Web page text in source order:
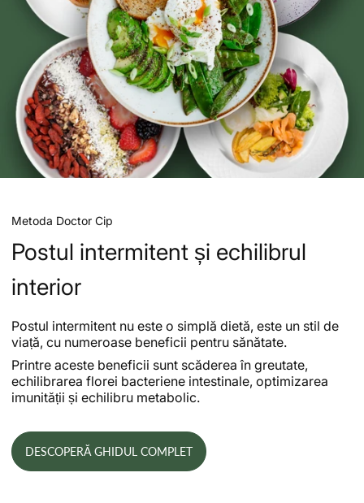
Metoda Doctor Cip
Postul intermitent și echilibrul
interior
Postul intermitent nu este o simplă dietă, este un stil de
viață, cu numeroase beneficii pentru sănătate.
Printre aceste beneficii sunt scăderea în greutate,
echilibrarea florei bacteriene intestinale, optimizarea
imunității și echilibru metabolic.
DESCOPERĂ GHIDUL COMPLET